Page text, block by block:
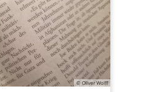
© Oliver Wolff